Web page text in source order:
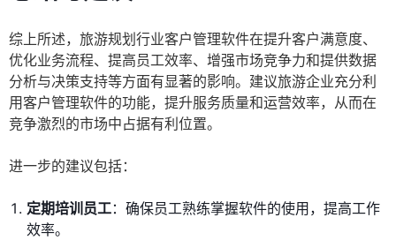
综上所述，旅游规划行业客户管理软件在提升客户满意度、
优化业务流程、提高员工效率、增强市场竞争力和提供数据
分析与决策支持等方面有显著的影响。建议旅游企业充分利
用客户管理软件的功能，提升服务质量和运营效率，从而在
竞争激烈的市场中占据有利位置。
进一步的建议包括：
定期培训员工：确保员工熟练掌握软件的使用，提高工作
效率。